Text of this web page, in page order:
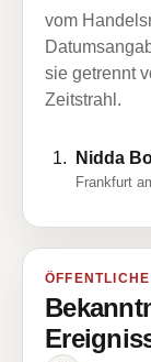
vom
sie getrennt
Zeitstrahl.
Nidda
Frankfurt